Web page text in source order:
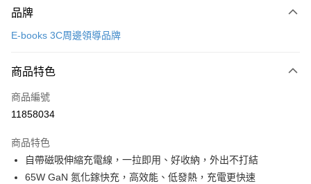
信用卡一次付款
3 期 0 利率 每期
合作金庫商業銀行
上海商業儲蓄銀行
臺灣中小企業銀行
匯豐（台灣）商業銀行
華泰商業銀行
聯邦商業銀行
遠東國際商業銀行
LINE Pay
Apple Pay
街口支付
悠遊付
品牌
E-books 3C周邊領導品牌
商品特色
商品編號
11858034
商品特色
自帶磁吸伸縮充電線，一拉即用、好收納，外出不打結
65W GaN 氮化鎵快充，高效能、低發熱，充電更快速